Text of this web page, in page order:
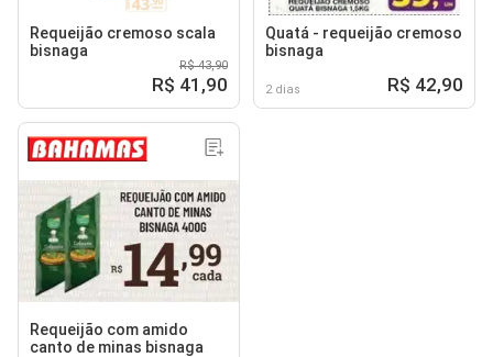
Requeijão cremoso scala
bisnaga
R$ 43,90
R$ 41,90
Quatá - requeijão cremoso
bisnaga
2 dias R$ 42,90
Requeijão com amido
canto de minas bisnaga